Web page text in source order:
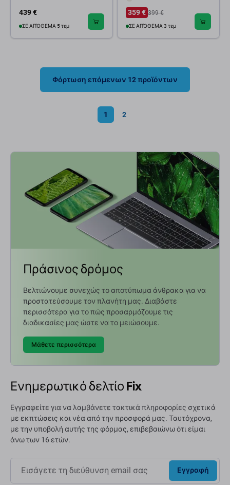
439 €
ΣΕ ΑΠΌΘΕΜΑ 5 τεμ
359 € 399 €
ΣΕ ΑΠΌΘΕΜΑ 3 τεμ
Φόρτωση επόμενων 12 προϊόντων
1 2
Πράσινος δρόμος
Βελτιώνουμε συνεχώς το αποτύπωμα άνθρακα για να
προστατεύσουμε τον πλανήτη μας. Διαβάστε
περισσότερα για το πώς προσαρμόζουμε τις
διαδικασίες μας ώστε να το μειώσουμε.
Μάθετε περισσότερα
Ενημερωτικό δελτίο Fix
Εγγραφείτε για να λαμβάνετε τακτικά πληροφορίες σχετικά
με εκπτώσεις και νέα από την προσφορά μας. Ταυτόχρονα,
με την υποβολή αυτής της φόρμας, επιβεβαιώνω ότι είμαι
άνω των 16 ετών.
Εγγραφή